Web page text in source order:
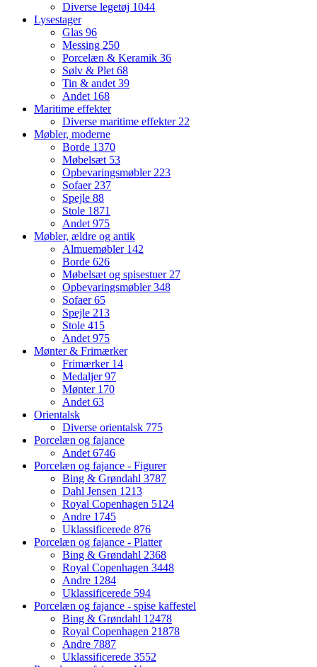
Diverse legetøj 1044
Lysestager
Glas 96
Messing 250
Porcelæn & Keramik 36
Sølv & Plet 68
Tin & andet 39
Andet 168
Maritime effekter
Diverse maritime effekter 22
Møbler, moderne
Borde 1370
Møbelsæt 53
Opbevaringsmøbler 223
Sofaer 237
Spejle 88
Stole 1871
Andet 975
Møbler, ældre og antik
Almuemøbler 142
Borde 626
Møbelsæt og spisestuer 27
Opbevaringsmøbler348
Sofaer65
Spejle 213
Stole 415
Andet 975
Mønter & Frimærker
Frimærker 14
Medaljer97
Mønter 170
Andet 63
Orientalsk
Diverse orientalsk 775
Porcelæn og fajance
Andet 6746
Porcelæn og fajance - Figurer
Bing & Grøndahl 3787
Dahl Jensen 1213
Royal Copenhagen 5124
Andre 1745
Uklassificerede 876
Porcelæn og fajance - Platter
Bing & Grøndahl 2368
Royal Copenhagen 3448
Andre 1284
Uklassificerede 594
Porcelæn og fajance - spise kaffestel
Bing & Grøndahl 12478
Royal Copenhagen 21878
Andre 7887
Uklassificerede 3552